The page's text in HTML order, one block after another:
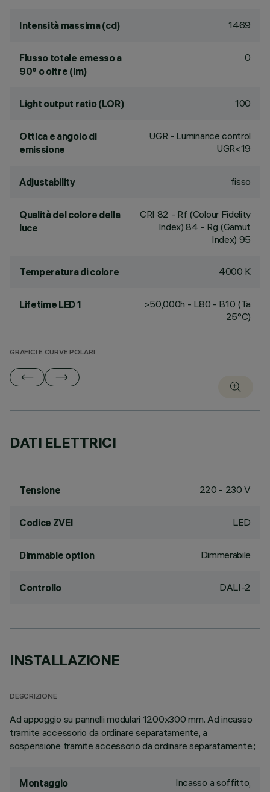
Intensità massima (cd) 1469
Flusso totale emesso a
90° o oltre (lm)
0
Light output ratio (LOR) 100
Ottica e angolo di
emissione
UGR - Luminance control
UGR<19
Adjustability fisso
Qualità del colore della
luce
CRI 82 - Rf (Colour Fidelity
Index) 84 - Rg (Gamut
Index) 95
Temperatura di colore 4000 K
Lifetime LED 1
>50,000h - L80 - B10 (Ta
25°C)
GRAFICI E CURVE POLARI
DATI ELETTRICI
Tensione 220 - 230 V
Codice ZVEI LED
Dimmable option Dimmerabile
Controllo DALI-2
INSTALLAZIONE
DESCRIZIONE
Ad appoggio su pannelli modulari 1200x300 mm. Ad incasso
tramite accessorio da ordinare separatamente, a
sospensione tramite accessorio da ordinare separatamente.;
Montaggio
Incasso a soffitto,